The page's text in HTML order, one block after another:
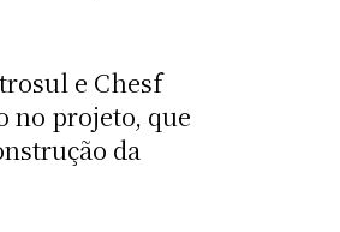
e Chesf
no projeto, que
da